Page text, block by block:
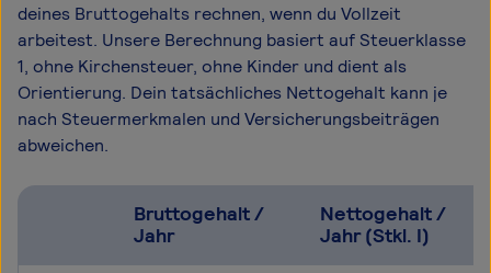
deines Bruttogehalts rechnen, wenn du Vollzeit
arbeitest. Unsere Berechnung basiert auf Steuerklasse
1, ohne Kirchensteuer, ohne Kinder und dient als
Orientierung. Dein tatsächliches Nettogehalt kann je
nach Steuermerkmalen und Versicherungsbeiträgen
abweichen.
Bruttogehalt /
Jahr
Nettogehalt /
Jahr (Stkl. I)